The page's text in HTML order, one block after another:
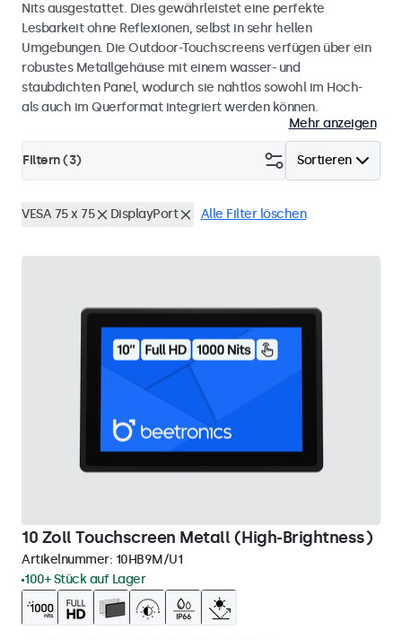
Nits ausgestattet. Dies gewährleistet eine perfekte
Lesbarkeit ohne Reflexionen, selbst in sehr hellen
Umgebungen. Die Outdoor-Touchscreens verfügen über ein
robustes Metallgehäuse mit einem wasser- und
staubdichten Panel, wodurch sie nahtlos sowohl im Hoch-
als auch im Querformat integriert werden können.
Mehr anzeigen
Sortieren
Filtern (3)
VESA 75 x 75 DisplayPort Alle Filter löschen
10 Zoll Touchscreen Metall (High-Brightness)
Artikelnummer: 10HB9M/U1
100+ Stück auf Lager